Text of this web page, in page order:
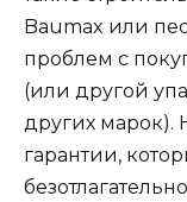
Baumax или
проблем с
(или другой
других марок).
гарантии,